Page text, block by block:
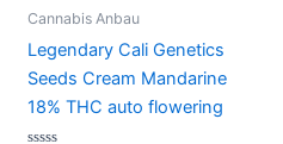
Cannabis Anbau
Legendary Cali Genetics
Seeds Cream Mandarine
18% THC auto flowering